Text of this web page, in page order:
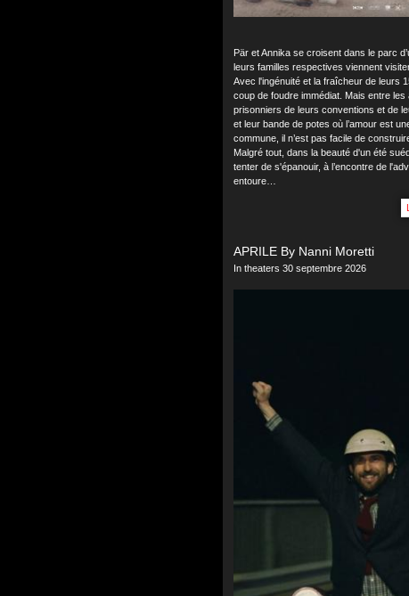
Pär et Annika se croisent dans le parc
leurs familles respectives viennent visiter
Avec l'ingénuité et la fraîcheur de leurs
coup de foudre immédiat. Mais entre les
prisonniers de leurs conventions et de
et leur bande de potes où l’amour est
commune, il n’est pas facile de
Malgré tout, dans la beauté d'un été
tenter de s'épanouir, à l’encontre de
entoure…
APRILE By Nanni Moretti
In theaters 30 septembre 2026